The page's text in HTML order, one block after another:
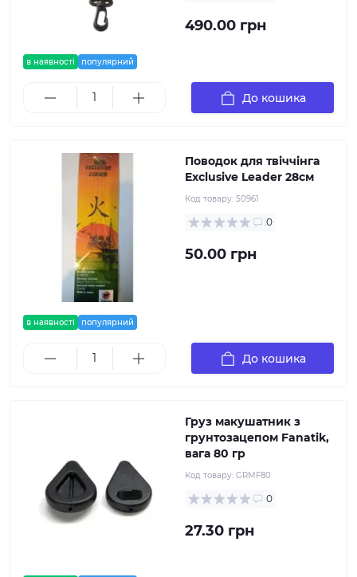
в наявності популярний
490.00 грн
До кошика
в наявності популярний
Поводок для твіччінга
Exclusive Leader 28см
Код товару: 50961
0
50.00 грн
До кошика
Груз макушатник з
грунтозацепом Fanatik,
вага 80 гр
Код товару: GRMF80
0
27.30 грн